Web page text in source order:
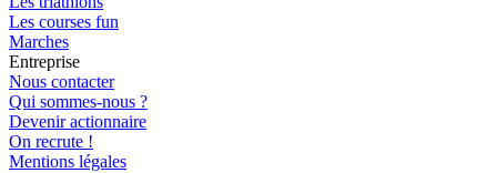
Les courses fun
Marches
Entreprise
Nous contacter
Qui sommes-nous ?
Devenir actionnaire
On recrute !
Mentions légales